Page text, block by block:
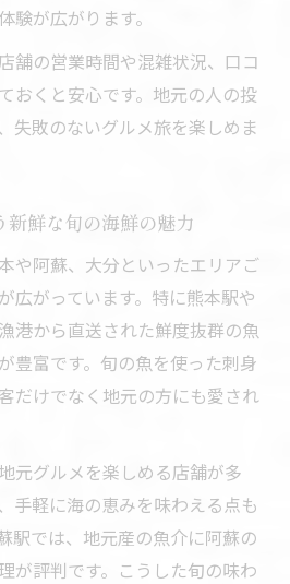
験が広がります。
舗の営業時間や混雑状況、口コ
おくと安心です。地元の人の投
失敗のないグルメ旅を楽しめま
鮮な旬の海鮮の魅力
や阿蘇、大分といったエリアご
広がっています。特に熊本駅や
港から直送された鮮度抜群の魚
豊富です。旬の魚を使った刺身
だけでなく地元の方にも愛され
元グルメを楽しめる店舗が多
手軽に海の恵みを味わえる点も
駅では、地元産の魚介に阿蘇の
が評判です。こうした旬の味わ